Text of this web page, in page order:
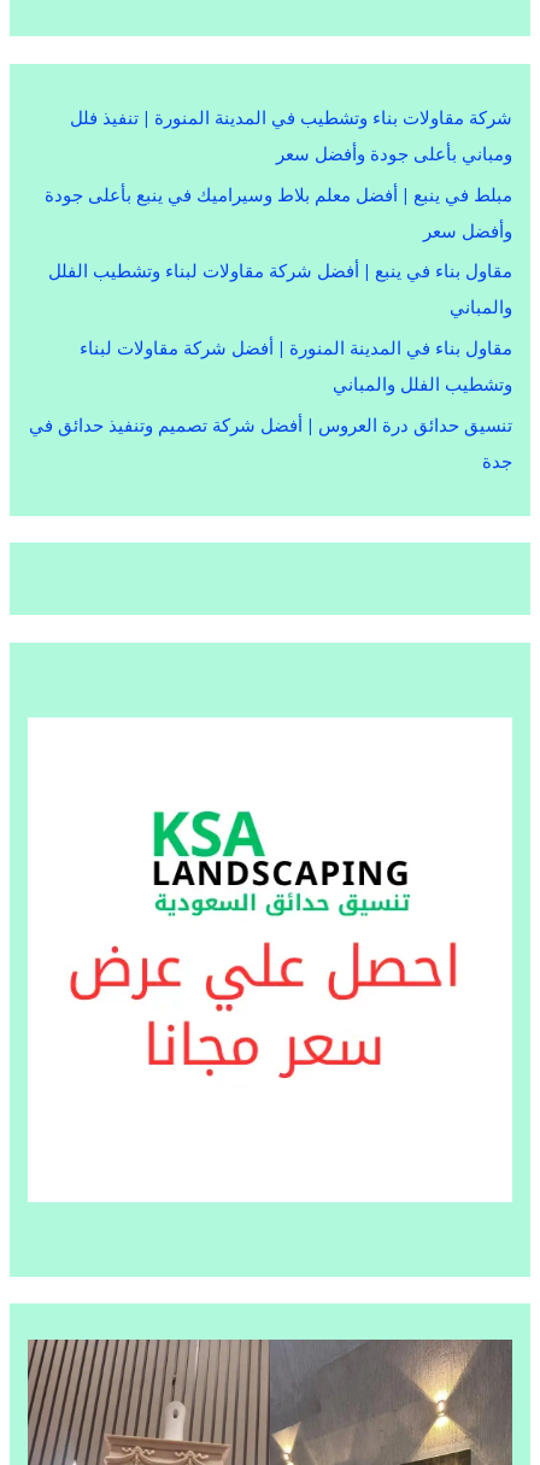
شركة مقاولات بناء وتشطيب في المدينة المنورة | تنفيذ فلل
ومباني بأعلى جودة وأفضل سعر
مبلط في ينبع | أفضل معلم بلاط وسيراميك في ينبع بأعلى جودة
وأفضل سعر
مقاول بناء في ينبع | أفضل شركة مقاولات لبناء وتشطيب الفلل
والمباني
مقاول بناء في المدينة المنورة | أفضل شركة مقاولات لبناء
وتشطيب الفلل والمباني
تنسيق حدائق درة العروس | أفضل شركة تصميم وتنفيذ حدائق في
جدة